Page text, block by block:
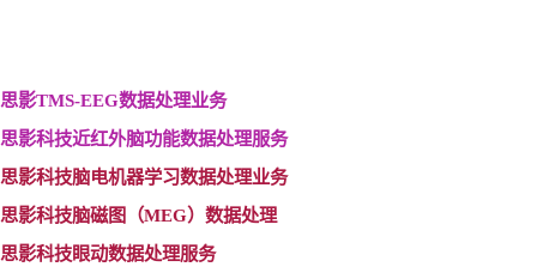
思影TMS-EEG数据处理业务
思影科技近红外脑功能数据处理服务
思影科技脑电机器学习数据处理业务
思影科技脑磁图（MEG）数据处理
思影科技眼动数据处理服务